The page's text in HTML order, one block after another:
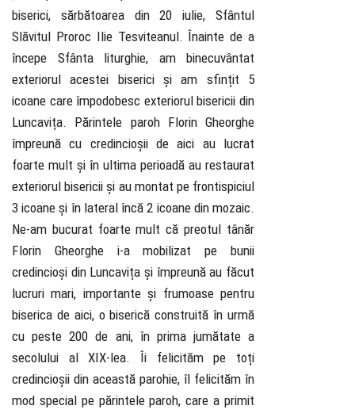
biserici, sărbătoarea din 20 iulie, Sfântul
Slăvitul Proroc Ilie Tesviteanul. Înainte de a
începe Sfânta liturghie, am binecuvântat
exteriorul acestei biserici și am sfințit 5
icoane care împodobesc exteriorul bisericii din
Luncavița. Părintele paroh Florin Gheorghe
împreună cu credincioșii de aici au lucrat
foarte mult și în ultima perioadă au restaurat
exteriorul bisericii și au montat pe frontispiciul
3 icoane și în lateral încă 2 icoane din mozaic.
Ne-am bucurat foarte mult că preotul tânăr
Florin Gheorghe i-a mobilizat pe bunii
credincioși din Luncavița și împreună au făcut
lucruri mari, importante și frumoase pentru
biserica de aici, o biserică construită în urmă
cu peste 200 de ani, în prima jumătate a
secolului al XIX-lea. Îi felicităm pe toți
credincioșii din această parohie, îl felicităm în
mod special pe părintele paroh, care a primit